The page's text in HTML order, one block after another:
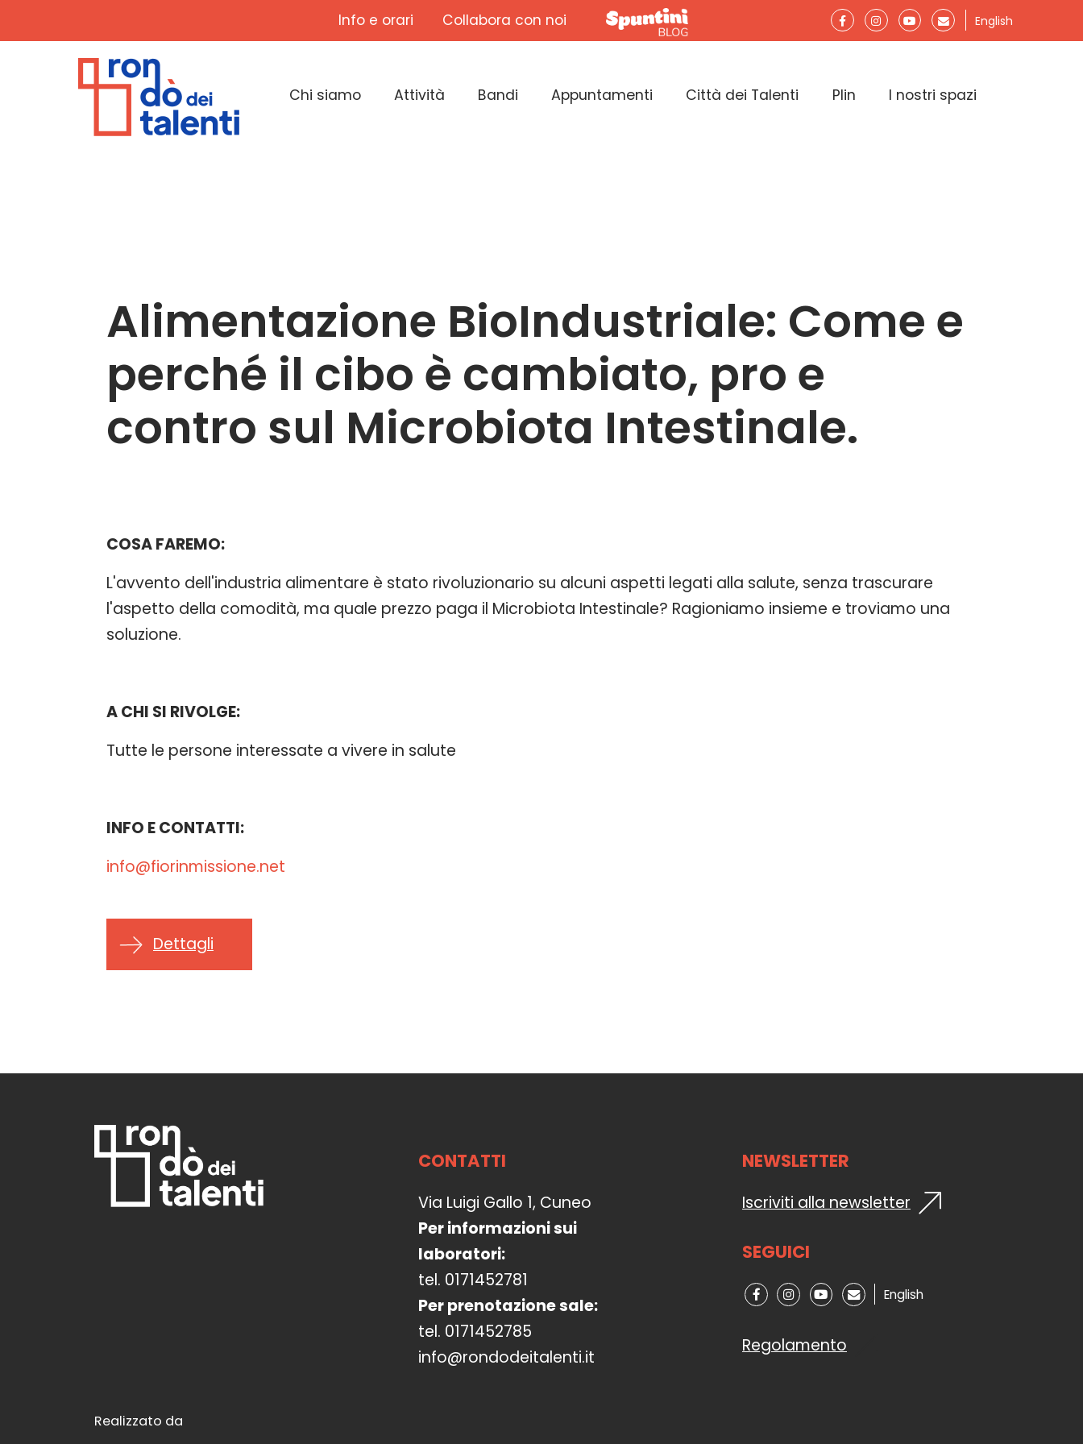
Info e orari Collabora con noi English
Chi siamo Attività Bandi Appuntamenti Città dei Talenti Plin I nostri spazi
Alimentazione BioIndustriale: Come e
perché il cibo è cambiato, pro e
contro sul Microbiota Intestinale.
COSA FAREMO:
L'avvento dell'industria alimentare è stato rivoluzionario su alcuni aspetti legati alla salute, senza trascurare
l'aspetto della comodità, ma quale prezzo paga il Microbiota Intestinale? Ragioniamo insieme e troviamo una
soluzione.
A CHI SI RIVOLGE:
Tutte le persone interessate a vivere in salute
INFO E CONTATTI:
info@fiorinmissione.net
Dettagli
CONTATTI
Via Luigi Gallo 1, Cuneo
Per informazioni sui
laboratori:
tel. 0171452781
Per prenotazione sale:
tel. 0171452785
info@rondodeitalenti.it
NEWSLETTER
Iscriviti alla newsletter
SEGUICI
English
Regolamento
Realizzato da